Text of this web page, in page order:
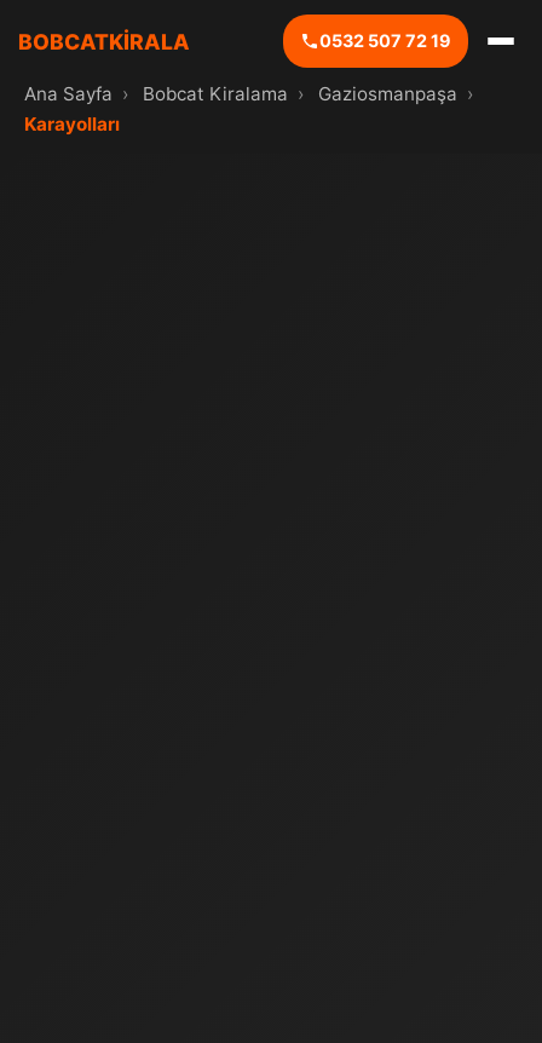
BOBCATKİRALA 0532 507 72 19
Ana Sayfa › Bobcat Kiralama › Gaziosmanpaşa ›
Karayolları